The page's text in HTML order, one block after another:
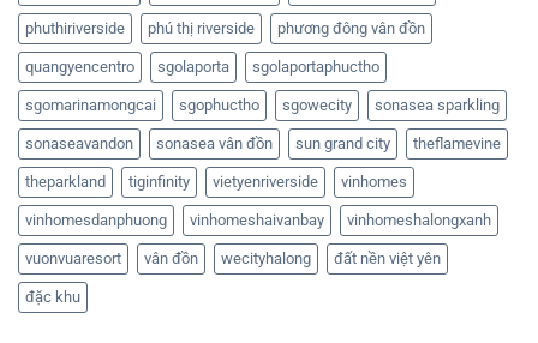
phuthiriverside phú thị riverside phương đông vân đồn
quangyencentro sgolaporta sgolaportaphuctho
sgomarinamongcai sgophuctho sgowecity sonasea sparkling
sonaseavandon sonasea vân đồn sun grand city theflamevine
theparkland tiginfinity vietyenriverside vinhomes
vinhomesdanphuong vinhomeshaivanbay vinhomeshalongxanh
vuonvuaresort vân đồn wecityhalong đất nền việt yên
đặc khu